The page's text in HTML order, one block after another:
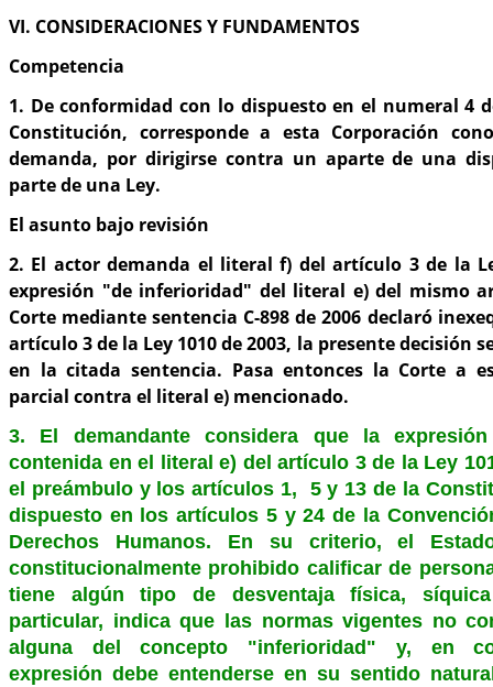
VI. CONSIDERACIONES Y FUNDAMENTOS
Competencia
1. De conformidad con lo dispuesto en el numeral 4
Constitución, corresponde a esta Corporación
demanda, por dirigirse contra un aparte de una
parte de una Ley.
El asunto bajo revisión
2. El actor demanda el literal f) del artículo 3 de la
expresión "de inferioridad" del literal e) del mismo
Corte mediante sentencia C-898 de 2006 declaró
artículo 3 de la Ley 1010 de 2003, la presente decisión
en la citada sentencia. Pasa entonces la Corte a
parcial contra el literal e) mencionado.
3. El demandante considera que la
contenida en el literal e) del artículo 3 de la Ley
el preámbulo y los artículos 1, 5 y 13 de la
dispuesto en los artículos 5 y 24 de la
Derechos Humanos. En su criterio, el
constitucionalmente prohibido calificar de
tiene algún tipo de desventaja física,
particular, indica que las normas vigentes no
alguna del concepto "inferioridad" y, en
expresión debe entenderse en su sentido